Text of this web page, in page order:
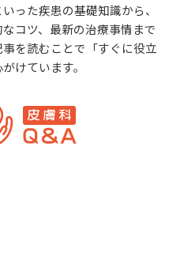
った疾患の基礎知識から、
コツ、最新の治療事情まで
を読むことで「すぐに役立
けています。